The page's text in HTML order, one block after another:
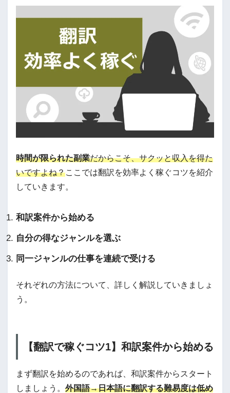
時間が限られた副業だからこそ、サクッと収入を得た
いですよね？ここでは翻訳を効率よく稼ぐコツを紹介
していきます。
和訳案件から始める
自分の得なジャンルを選ぶ
同一ジャンルの仕事を連続で受ける
それぞれの方法について、詳しく解説していきましょ
う。
【翻訳で稼ぐコツ1】和訳案件から始める
まず翻訳を始めるのであれば、和訳案件からスタート
しましょう。 外国語→日本語に翻訳する難易度は低め